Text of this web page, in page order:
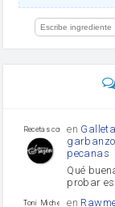
limón
Recetas con sazon
en
pecanas
Qué
probar
Toni Michel Caubet
en